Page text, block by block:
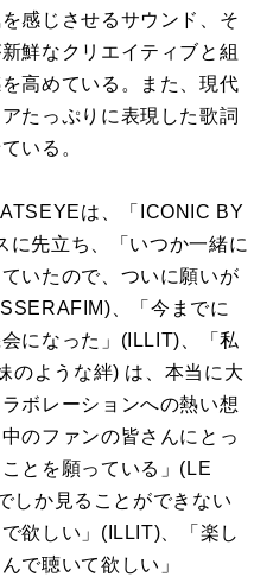
感じさせるサウンド、そ
鮮なクリエイティブと組
高めている。また、現代
たっぷりに表現した歌詞
いる。
は、「ICONIC BY
に先立ち、「いつか一緒に
いたので、ついに願いが
、「今までに
になった」(ILLIT)、「私
のような絆) は、本当に大
ボレーションへの熱い想
のファンの皆さんにとっ
とを願っている」(LE
しか見ることができない
欲しい」(ILLIT)、「楽し
で聴いて欲しい」